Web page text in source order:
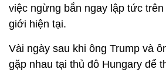
việc ngừng bắn ngay lập tức
giới hiện tại.
Vài ngày sau khi ông Trump và
gặp nhau tại thủ đô Hungary để